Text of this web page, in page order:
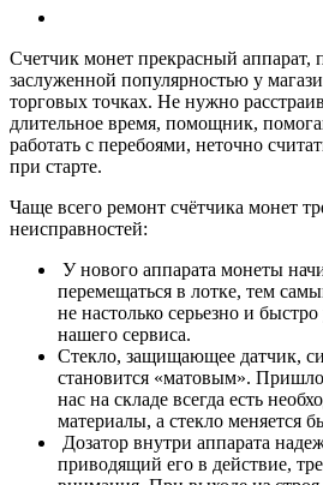
Счетчик монет прекрасный аппарат,
заслуженной популярностью у
торговых точках. Не нужно
длительное время, помощник,
работать с перебоями, неточно
при старте.
Чаще всего ремонт счётчика монет
неисправностей:
У нового аппарата монеты
перемещаться в лотке, тем
не настолько серьезно и
нашего сервиса.
Стекло, защищающее датчик,
становится «матовым».
нас на складе всегда есть
материалы, а стекло меняется
Дозатор внутри аппарата
приводящий его в действие,